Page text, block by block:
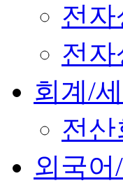
전
전
회계/
전
외국어